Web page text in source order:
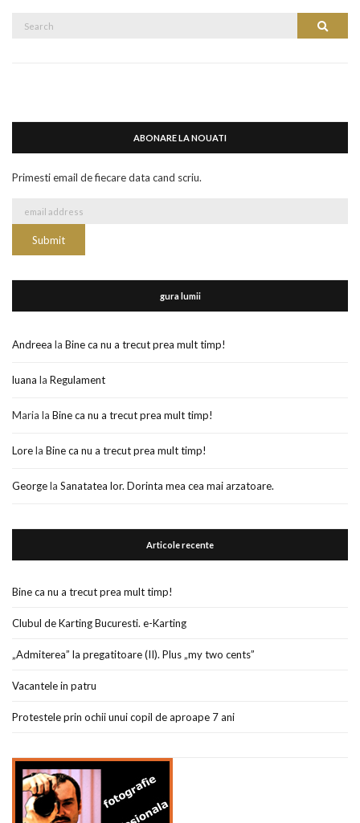
Search
ABONARE LA NOUATI
Primesti email de fiecare data cand scriu.
gura lumii
Andreea la Bine ca nu a trecut prea mult timp!
luana la Regulament
Maria la Bine ca nu a trecut prea mult timp!
Lorela Bine ca nu a trecut prea mult timp!
Georgela Sanatatea lor. Dorinta mea cea mai arzatoare.
Articole recente
Bine ca nu a trecut prea mult timp!
Clubul de Karting Bucuresti. e-Karting
„Admiterea” la pregatitoare (II). Plus „my two cents”
Vacantele in patru
Protestele prin ochii unui copil de aproape 7 ani